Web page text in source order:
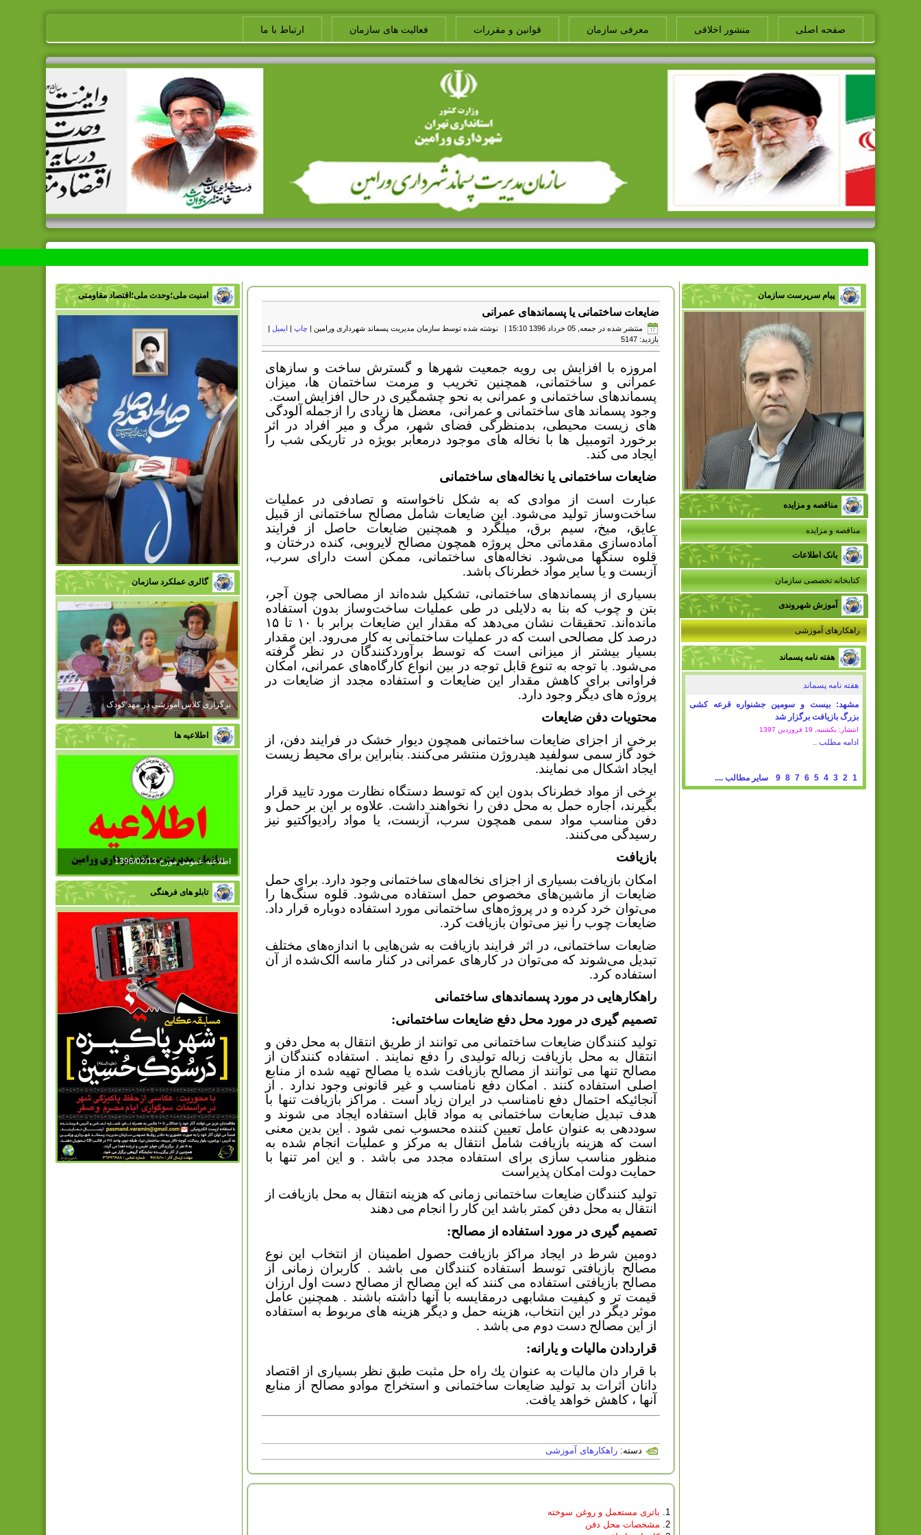
صفحه اصلی منشور اخلاقی معرفی سازمان قوانین و مقررات فعالیت های سازمان ارتباط با ما
پیام سرپرست سازمان
مناقصه و مزایده
مناقصه و مزایده
بانک اطلاعات
کتابخانه تخصصی سازمان
آموزش شهروندی
راهکارهای آموزشی
هفته نامه پسماند
هفته نامه پسماند
مشهد: بیست و سومین جشنواره قرعه کشی
بزرگ بازیافت برگزار شد
انتشار: یکشنبه, 19 فروردين 1397
ادامه مطلب ..
1
2
3
4
5
6
7
8
9 سایر مطالب ....
ضایعات ساختمانی یا پسماندهای عمرانی
منتشر شده در جمعه, 05 خرداد 1396 15:10 | نوشته شده توسط سازمان مدیریت پسماند شهرداری ورامین | چاپ | ایمیل |
بازدید: 5147
امروزه با افزایش بی رویه جمعیت شهرها و گسترش ساخت و سازهای
عمرانی و ساختمانی، همچنین تخریب و مرمت ساختمان ها، میزان
پسماندهای ساختمانی و عمرانی به نحو چشمگیری در حال افزایش است.
وجود پسماند های ساختمانی و عمرانی،
معضل ها زیادی را ازجمله آلودگی
های زیست محیطی، بدمنظرگی فضای شهر، مرگ و میر افراد در اثر
برخورد اتومبیل ها با نخاله های موجود درمعابر بویژه در تاریكی شب را
ایجاد می کند.
ضایعات ساختمانی یا نخاله‌های ساختمانی
عبارت است از موادی که به شکل ناخواسته و تصادفی در عملیات
ساخت‌وساز تولید می‌شود. این ضایعات شامل مصالح ساختمانی از قبیل
عایق، میخ، سیم برق، میلگرد و همچنین ضایعات حاصل از فرایند
آماده‌سازی مقدماتی محل پروژه همچون مصالح لایروبی، کنده درختان و
قلوه سنگها می‌شود. نخاله‌های ساختمانی، ممکن است دارای سرب،
آزبست و یا سایر مواد خطرناک باشد.
بسیاری از پسماندهای ساختمانی، تشکیل شده‌اند از مصالحی چون آجر،
بتن و چوب که بنا به دلایلی در طی عملیات ساخت‌وساز بدون استفاده
مانده‌اند. تحقیقات نشان می‌دهد که مقدار این ضایعات برابر با ۱۰ تا ۱۵
درصد کل مصالحی است که در عملیات ساختمانی به کار می‌رود. این مقدار
بسیار بیشتر از میزانی است که توسط برآوردکنندگان در نظر گرفته
می‌شود. با توجه به تنوع قابل توجه در بین انواع کارگاه‌های عمرانی، امکان
فراوانی برای کاهش مقدار این ضایعات و استفاده مجدد از ضایعات در
پروژه های دیگر وجود دارد.
محتویات دفن ضایعات
برخی از اجزای ضایعات ساختمانی همچون دیوار خشک در فرایند دفن، از
خود گاز سمی سولفید هیدروژن منتشر می‌کنند. بنابراین برای محیط زیست
ایجاد اشکال می نمایند.
برخی از مواد خطرناک بدون این که توسط دستگاه نظارت مورد تایید قرار
بگیرند، اجاره حمل به محل دفن را نخواهند داشت. علاوه بر این بر حمل و
دفن مناسب مواد سمی همچون سرب، آزبست، یا مواد رادیواکتیو نیز
رسیدگی می‌کنند.
بازیافت
امکان بازیافت بسیاری از اجزای نخاله‌های ساختمانی وجود دارد. برای حمل
ضایعات از ماشین‌های مخصوص حمل استفاده می‌شود. قلوه سنگ‌ها را
می‌توان خرد کرده و در پروژه‌های ساختمانی مورد استفاده دوباره قرار داد.
ضایعات چوب را نیز می‌توان بازیافت کرد.
ضایعات ساختمانی، در اثر فرایند بازیافت به شن‌هایی با اندازه‌های مختلف
تبدیل می‌شوند که می‌توان در کارهای عمرانی در کنار ماسه الک‌شده از آن
استفاده کرد.
راهکارهایی در مورد پسماندهای ساختمانی
تصميم گيری در مورد محل دفع ضایعات ساختمانی:
تولید کنندگان ضایعات ساختمانی می توانند از طریق انتقال به محل دفن و
انتقال به محل بازیافت زباله تولیدی را دفع نمایند . استفاده کنندگان از
مصالح تنها می توانند از مصالح بازیافت شده یا مصالح تهیه شده از منابع
اصلی استفاده کنند . امکان دفع نامناسب و غیر قانونی وجود ندارد . از
آنجائیکه احتمال دفع نامناسب در ایران زیاد است . مراکز بازیافت تنها با
هدف تبدیل ضایعات ساختمانی به مواد قابل استفاده ایجاد می شوند و
سوددهی به عنوان عامل تعیین کننده محسوب نمی شود . این بدین معنی
است که هزینه بازیافت شامل انتقال به مرکز و عملیات انجام شده به
منظور مناسب سازی برای استفاده مجدد می باشد . و این امر تنها با
حمایت دولت امکان پذیراست
تولید کنندگان ضایعات ساختمانی زمانی که هزینه انتقال به محل بازیافت از
انتقال به محل دفن کمتر باشد این کار را انجام می دهند
تصمیم گیری در مورد استفاده از مصالح:
دومین شرط در ایجاد مراکز بازیافت حصول اطمینان از انتخاب این نوع
مصالح بازیافتی توسط استفاده کنندگان می باشد . کاربران زمانی از
مصالح بازیافتی استفاده می کنند که این مصالح از مصالح دست اول ارزان
قیمت تر و کیفیت مشابهی درمقایسه با آنها داشته باشند . همچنین عامل
موثر دیگر در این انتخاب، هزینه حمل و دیگر هزینه های مربوط به استفاده
از این مصالح دست دوم می باشد .
قراردادن ماليات و یارانه:
با قرار دان مالیات به عنوان یك راه حل مثبت طبق نظر بسیاری از اقتصاد
دانان اثرات بد تولید ضایعات ساختمانی و استخراج موادو مصالح از منابع
آنها ، کاهش خواهد یافت.
دسته:راهکارهای آموزشی
باتری مستعمل و روغن سوخته
مشخصات محل دفن
امنیت ملی؛وحدت ملی؛اقتصاد مقاومتی
گالری عملکرد سازمان
برگزاری کلاس آموزشی در مهد کودک
اطلاعیه ها
اطلاعیه عمومی مورخ 1396/02/13
تابلو های فرهنگی